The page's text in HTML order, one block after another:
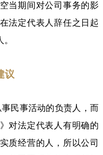
当期间对公司事务的影
法定代表人辞任之日起
议
民事活动的负责人，而
对法定代表人有明确的
质经营的人，所以公司